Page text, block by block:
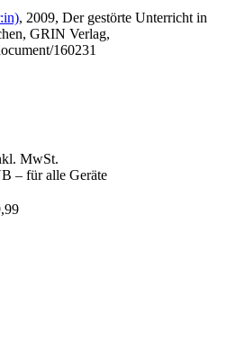
, 2009, Der gestörte Unterricht in
GRIN Verlag,
160231
MwSt.
– für alle Geräte